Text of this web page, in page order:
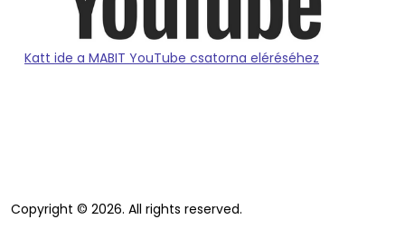
Katt ide a MABIT YouTube csatorna eléréséhez
Copyright © 2026. All rights reserved.